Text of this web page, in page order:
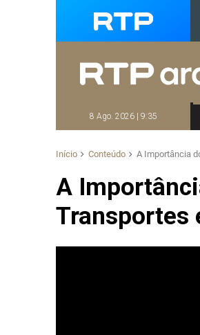
8 Ago. 2026 | 9:35
Início Conteúdo A Importância
A
Transportes